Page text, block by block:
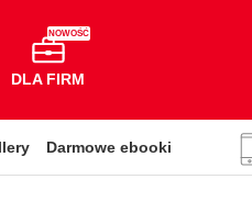
NOWOŚĆ
DLA FIRM
Darmowe ebooki